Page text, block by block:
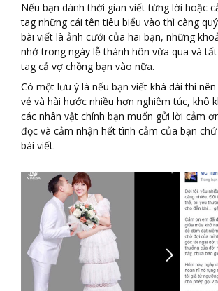
Nếu bạn dành thời gian viết từng lời hoặc
tag những cái tên tiêu biểu vào thì càng
bài viết là ảnh cưới của hai bạn, những
nhớ trong ngày lễ thành hôn vừa qua và
tag cả vợ chồng bạn vào nữa.
Có một lưu ý là nếu bạn viết khá dài thì
vẻ và hài hước nhiều hơn nghiêm túc, khô
các nhân vật chính bạn muốn gửi lời cảm
đọc và cảm nhận hết tình cảm của bạn
bài viết.